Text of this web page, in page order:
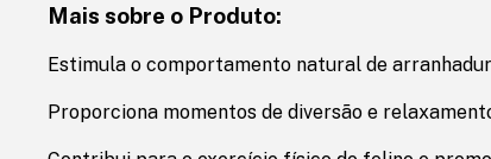
Mais sobre o Produto:
Estimula o comportamento natural de
Proporciona momentos de diversão e